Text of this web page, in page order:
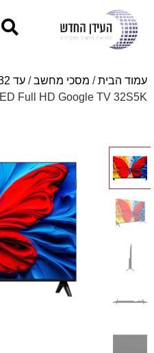
עמוד הבית/ מסכי מחשב/ עד 32 אינץ
Full HD Google TV 32S5K